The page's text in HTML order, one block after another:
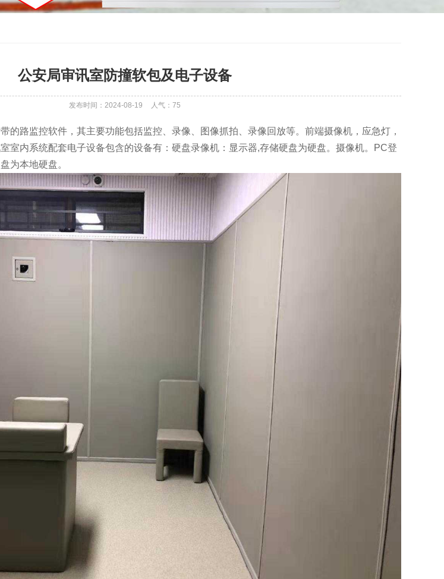
公安局审讯室防撞软包及电子设备
发布时间：2024-08-19 人气： 75
的路监控软件，其主要功能包括监控、录像、图像抓拍、录像回放等。前端摄像机，应急灯，
室内系统配套电子设备包含的设备有：硬盘录像机：显示器,存储硬盘为硬盘。摄像机。PC登
为本地硬盘。